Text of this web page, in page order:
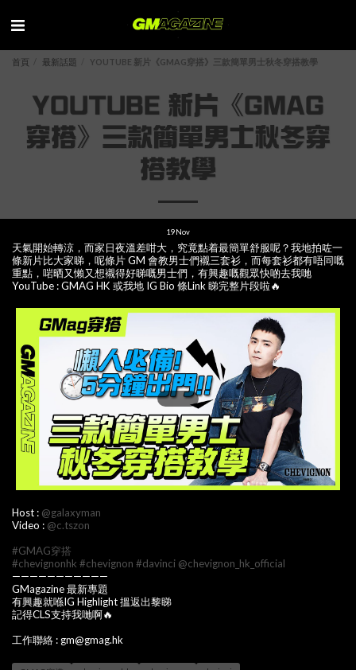
首頁 最新話題 YOUTUBE 新片《GMAG穿搭》三款簡單男士秋冬穿搭教學
YOUTUBE 新片《GMAG
穿搭》三款簡單男士秋冬穿
搭教學
19Nov
天氣開始轉涼，而家日夜溫差咁大，究竟點着最簡單舒服呢？我地拍咗一
條新片比大家睇，呢條片 GM 會教男士們襯三套衫，而每套衫都有唔同嘅
重點，啱晒又懶又想襯得好睇嘅男士們，有興趣嘅觀眾快啲去我哋
YouTube : GMAG HK 或我地 IG Bio 條Link 睇完整片段啦🔥
Host : @galaxyman
Video : @c.tszon
#GMAG穿搭
#chevignonhk #chevignon #davinci @chevignon_hk_official
———————————
GMagazine 最新專題
有興趣就喺IG Highlight 搵返出黎睇
記得CLS支持我哋啊🔥
工作聯絡 : gm@gmag.hk